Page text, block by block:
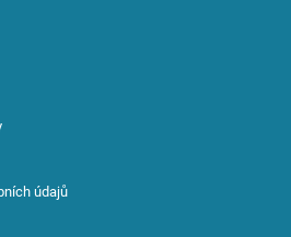
údajů